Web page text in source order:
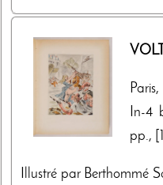
In-4
pp.,
Illustré par Berthommé